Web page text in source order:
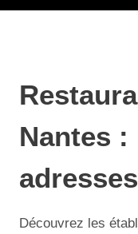
Nantes
adresses
Découvrez les